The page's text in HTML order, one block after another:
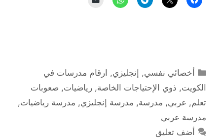
التصنيفات
أخصائي نفسي, إنجليزي, ارقام مدرسات في
الكويت, ذوي الإحتياجات الخاصة, رياضيات, صعوبات
تعلم, عربي, مدرسة, مدرسة إنجليزي, مدرسة رياضيات,
مدرسة عربي
أضف تعليق